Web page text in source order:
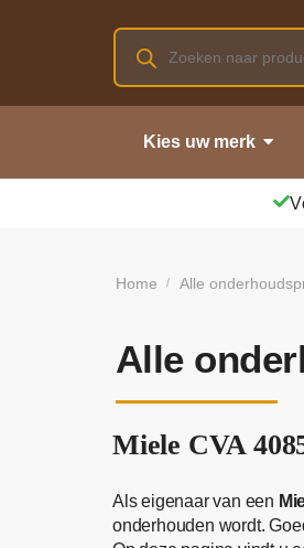
Kies uw merk
Home / Alle
Alle
Miele CVA
Als eigenaar van een
onderhouden wordt.